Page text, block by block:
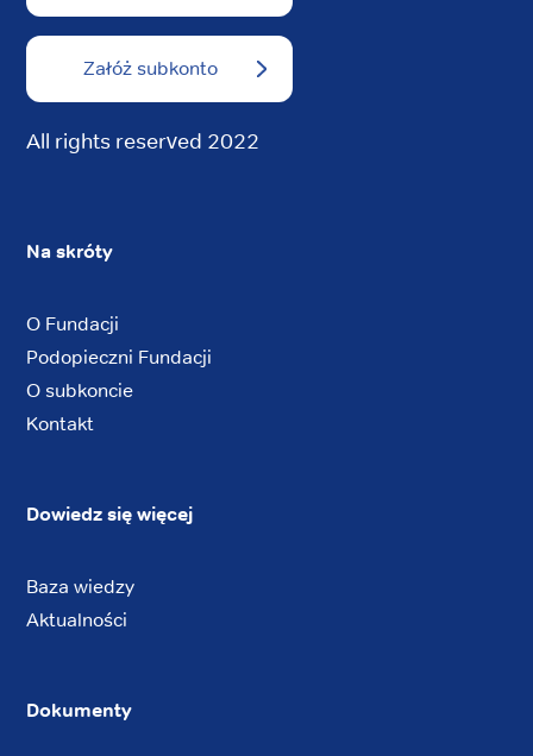
Załóż subkonto
All rights reserved 2022
Na skróty
O Fundacji
Podopieczni Fundacji
O subkoncie
Kontakt
Dowiedz się więcej
Baza wiedzy
Aktualności
Dokumenty